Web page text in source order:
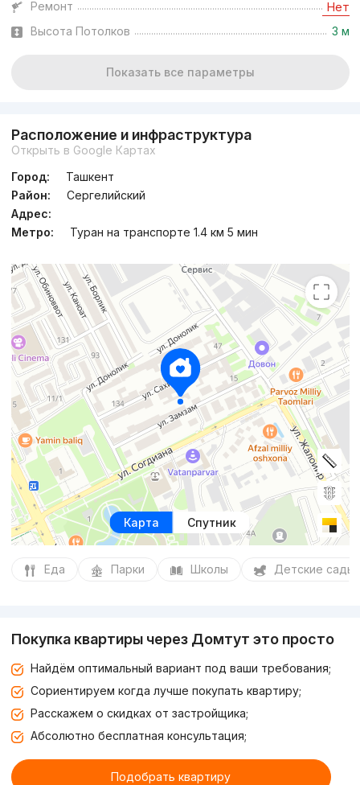
Ремонт Нет
Высота Потолков 3 м
Показать все параметры
Расположение и инфраструктура
Открыть в Google Картах
Город:
Ташкент
Район:
Сергелийский
Адрес:
Метро:
Туран на транспорте 1.4 км 5 мин
Карта Спутник
Еда Парки Школы Детские сады
Покупка квартиры через Домтут это просто
Найдём оптимальный вариант под ваши требования;
Сориентируем когда лучше покупать квартиру;
Расскажем о скидках от застройщика;
Абсолютно бесплатная консультация;
Подобрать квартиру